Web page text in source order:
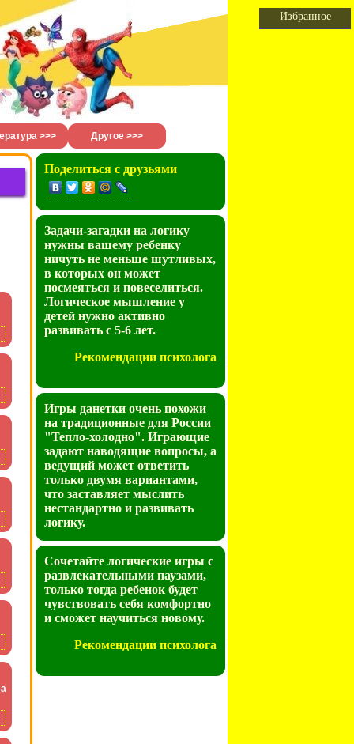
Избранное
>>> Другое >>>
Поделиться с друзьями
Задачи-загадки на логику
нужны вашему ребенку
ничуть не меньше шутливых,
в которых он может
посмеяться и повеселиться.
Логическое мышление у
детей нужно активно
развивать с 5-6 лет.
Рекомендации психолога
Игры данетки очень похожи
на традиционные для России
"Тепло-холодно". Играющие
задают наводящие вопросы, а
ведущий может ответить
только двумя вариантами,
что заставляет мыслить
нестандартно и развивать
логику.
Сочетайте логические игры с
развлекательными паузами,
только тогда ребенок будет
чувствовать себя комфортно
и сможет научиться новому.
Рекомендации психолога